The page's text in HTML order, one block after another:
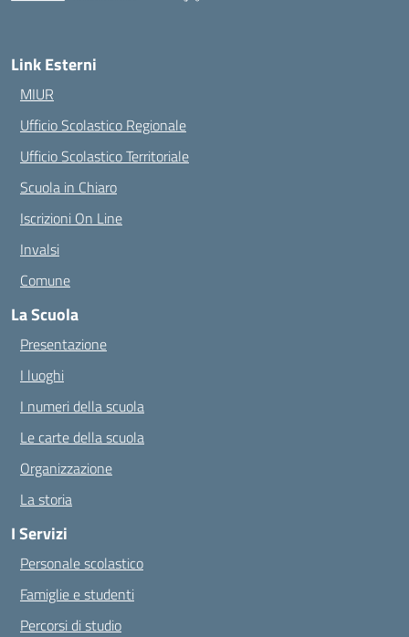
Link Esterni
MIUR
Ufficio Scolastico Regionale
Ufficio Scolastico Territoriale
Scuola in Chiaro
Iscrizioni On Line
Invalsi
Comune
La Scuola
Presentazione
I luoghi
I numeri della scuola
Le carte della scuola
Organizzazione
La storia
I Servizi
Personale scolastico
Famiglie e studenti
Percorsi di studio